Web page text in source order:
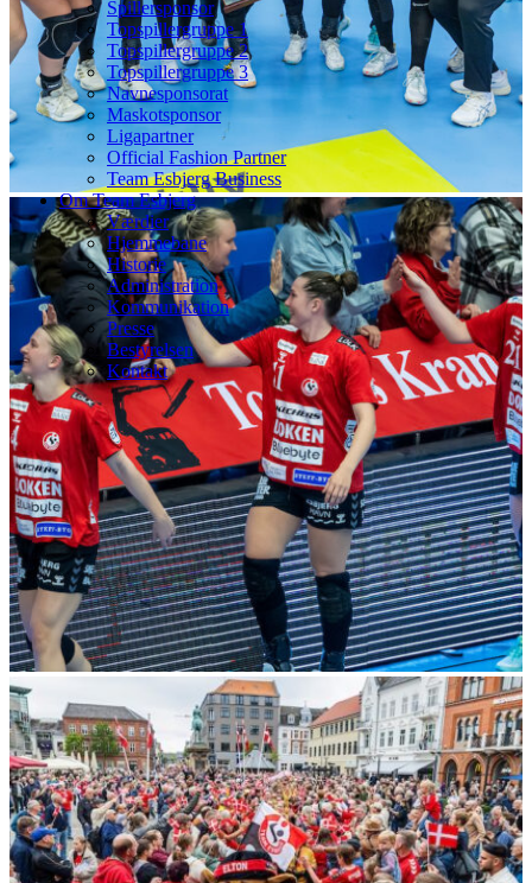
Spillersponsor
Topspillergruppe 1
Topspillergruppe 2
Topspillergruppe 3
Navnesponsorat
Maskotsponsor
Ligapartner
Official Fashion Partner
Team Esbjerg Business
Om Team Esbjerg
Værdier
Hjemmebane
Historie
Administration
Kommunikation
Presse
Bestyrelsen
Kontakt